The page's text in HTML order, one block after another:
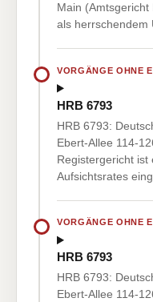
Main
als herrschendem
VORGÄNGE OHNE
HRB 6793
HRB 6793:
Ebert-Allee 114-
Registergericht
Aufsichtsrates
VORGÄNGE OHNE
HRB 6793
HRB 6793:
Ebert-Allee 114-